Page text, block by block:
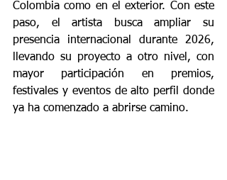
Colombia como en el exterior. Con este
paso, el artista busca ampliar su
presencia internacional durante 2026,
llevando su proyecto a otro nivel, con
mayor participación en premios,
festivales y eventos de alto perfil donde
ya ha comenzado a abrirse camino.